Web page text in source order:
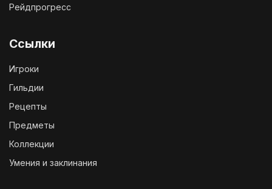
Рейдпрогресс
Ссылки
Игроки
Гильдии
Рецепты
Предметы
Коллекции
Умения и заклинания